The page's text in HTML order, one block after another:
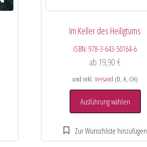
Im Keller des Heiligtums
ISBN:978-3-643-50164-6
ab 19,90€
und inkl.Versand (D, A, CH)
Ausführung wählen